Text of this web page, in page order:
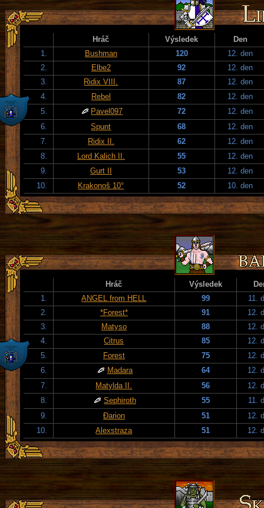
Hráč Výsledek
Den
1.
Bushman 120
12. den
2.
Elbe2 92
12. den
3.
Ridix VIII. 87
12. den
4.
Rebel 82
12. den
5.
Pavel097 72
12. den
6.
Spunt 68
12. den
7.
Ridix II. 62
12. den
8.
Lord Kalich II. 55
12. den
9.
Gurt II 53
12. den
10.
Krakonoš 10° 52 10. den
Hráč Výsledek
1.
ANGEL from HELL 99
11.
2.
*Forest* 91
12.
3.
Matyso 88
12.
4.
Citrus 85
12.
5.
Forest 75
12.
6.
Madara 64
12.
7.
Matylda II. 56
12.
8.
Sephiroth 55
11.
9.
Đarion 51
12.
10.
Alexstraza 51 12.